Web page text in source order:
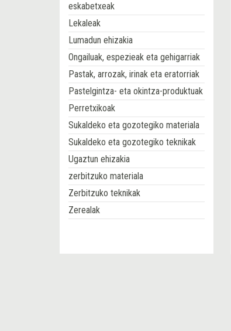
eskabetxeak
Lekaleak
Lumadun ehizakia
Ongailuak, espezieak eta gehigarriak
Pastak, arrozak, irinak eta eratorriak
Pastelgintza- eta okintza-produktuak
Perretxikoak
Sukaldeko eta gozotegiko materiala
Sukaldeko eta gozotegiko teknikak
Ugaztun ehizakia
zerbitzuko materiala
Zerbitzuko teknikak
Zerealak